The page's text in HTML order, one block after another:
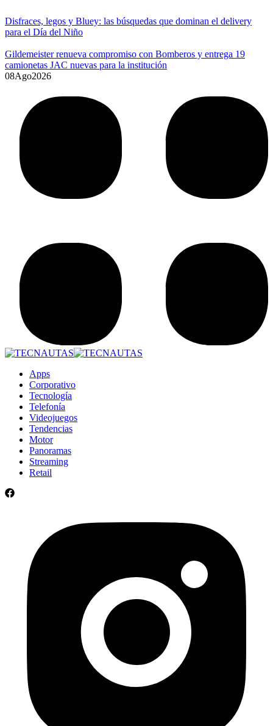
Disfraces, legos y Bluey: las búsquedas que dominan el delivery
para el Día del Niño
Gildemeister renueva compromiso con Bomberos y entrega 19
camionetas JAC nuevas para la institución
08Ago2026
Apps
Corporativo
Tecnología
Telefonía
Videojuegos
Tendencias
Motor
Panoramas
Streaming
Retail